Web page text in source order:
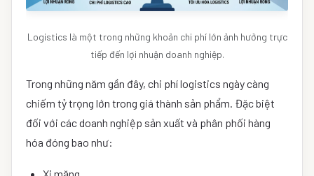
Logistics là một trong những khoản chi phí lớn ảnh hưởng trực
tiếp đến lợi nhuận doanh nghiệp.
Trong những năm gần đây, chi phí logistics ngày càng
chiếm tỷ trọng lớn trong giá thành sản phẩm. Đặc biệt
đối với các doanh nghiệp sản xuất và phân phối hàng
hóa đóng bao như: